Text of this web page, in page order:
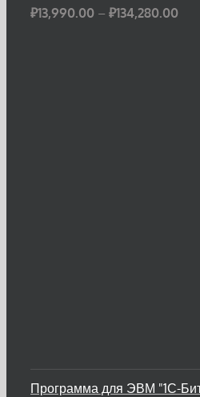
₽13,990.00 – ₽134,280.00
Программа для ЭВМ "1С-